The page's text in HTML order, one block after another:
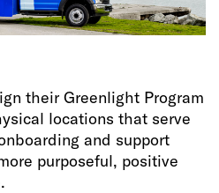
their Greenlight Program
locations that serve
and support
purposeful, positive